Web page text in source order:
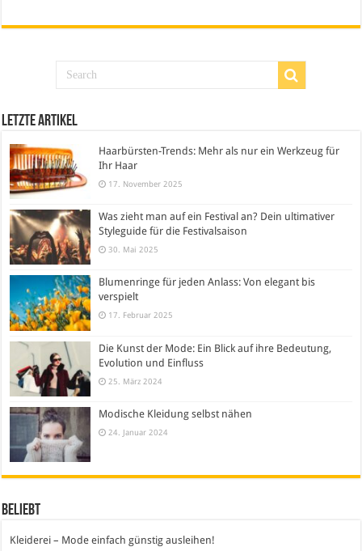
Letzte Artikel
Haarbürsten-Trends: Mehr als nur ein Werkzeug für
Ihr Haar
17. November 2025
Was zieht man auf ein Festival an? Dein ultimativer
Styleguide für die Festivalsaison
30. Mai 2025
Blumenringe für jeden Anlass: Von elegant bis
verspielt
17. Februar 2025
Die Kunst der Mode: Ein Blick auf ihre Bedeutung,
Evolution und Einfluss
25. März 2024
Modische Kleidung selbst nähen
24. Januar 2024
Beliebt
Kleiderei – Mode einfach günstig ausleihen!